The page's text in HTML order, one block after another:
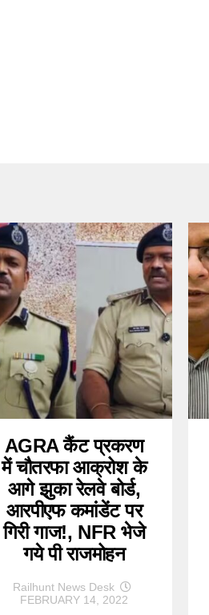
AGRA कैंट प्रकरण
में चौतरफा आक्रोश के
आगे झुका रेलवे बोर्ड,
आरपीएफ कमांडेंट पर
गिरी गाज!, NFR भेजे
गये पी राजमोहन
Railhunt News Desk
FEBRUARY 14, 2022